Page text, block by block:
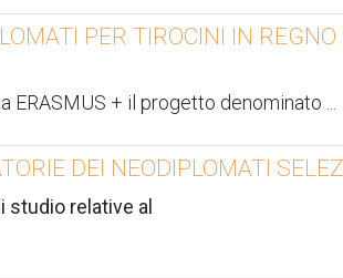
PER TIROCINI IN
ERASMUS + il progetto denominato
DEI NEODIPLOMATI
studio relative al